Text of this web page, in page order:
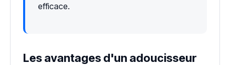
efficace.
Les avantages d'un adoucisseur